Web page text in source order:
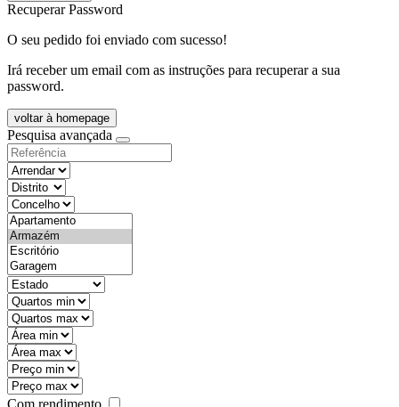
Recuperar Password
O seu pedido foi enviado com sucesso!
Irá receber um email com as instruções para recuperar a sua
password.
voltar à homepage
Pesquisa avançada
objective
districtId
countyId
types
state
mintypo
maxtypo
minarea
maxarea
minprice
maxprice
Com rendimento